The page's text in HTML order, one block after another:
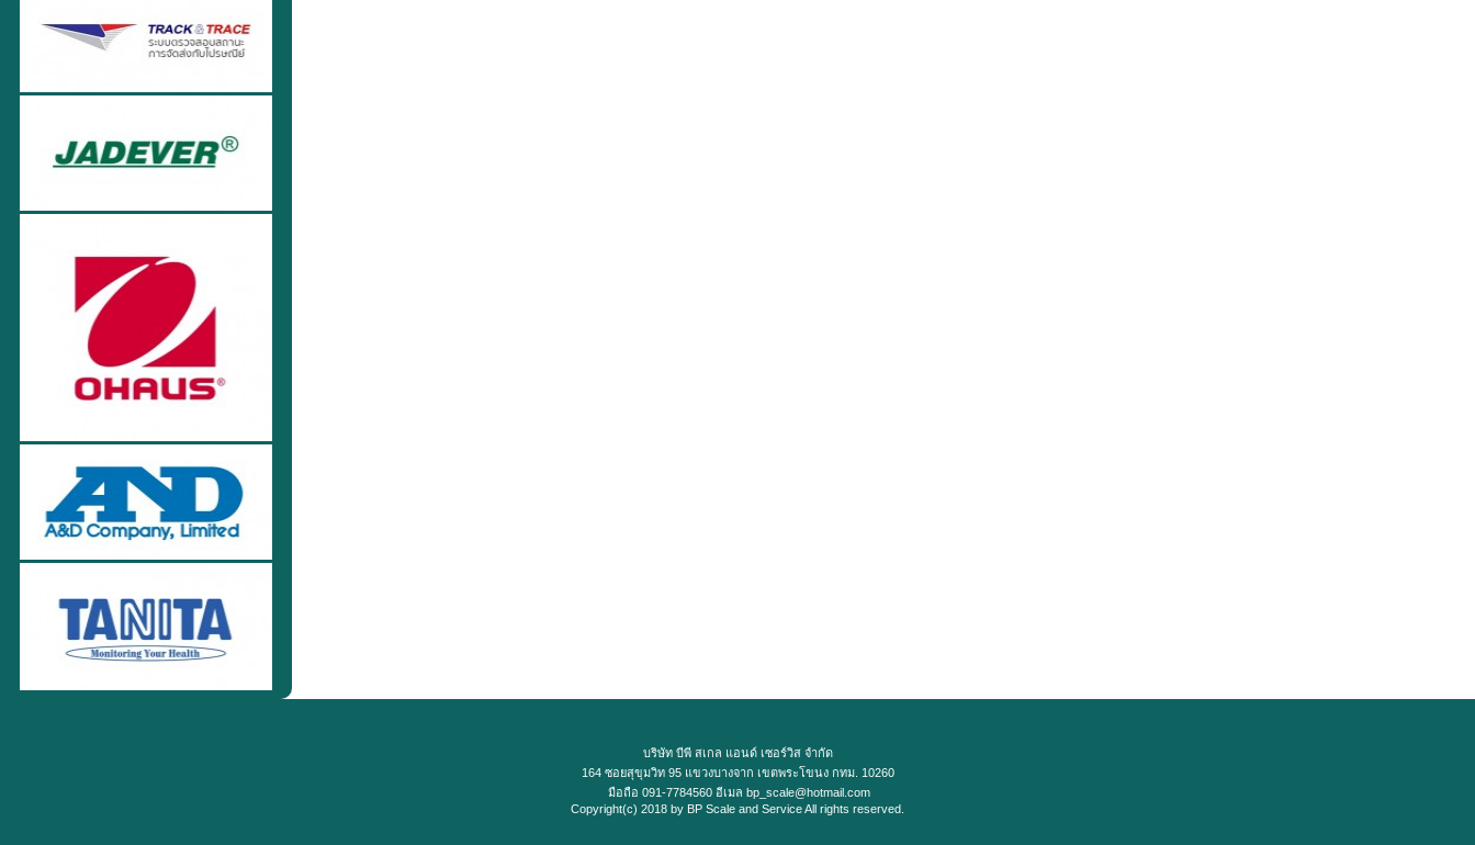
บริษัท บีพี สเกล แอนด์ เซอร์วิส จำกัด
164 ซอยสุขุมวิท 95 แขวงบางจาก เขตพระโขนง กทม. 10260
มือถือ 091-7784560 อีเมล bp_scale@hotmail.com
Copyright(c) 2018 by BP Scale and Service All rights reserved.